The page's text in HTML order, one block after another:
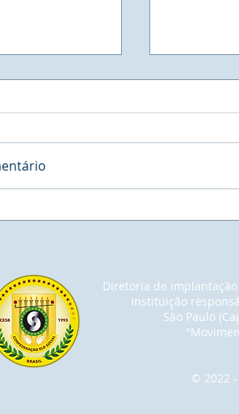
de Residuos
Diretoria de
Instituição
São Paulo
© 2022 -